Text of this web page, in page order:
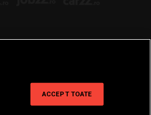
ACCEPT TOATE